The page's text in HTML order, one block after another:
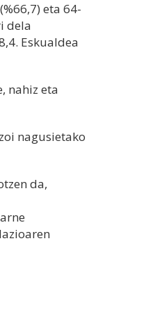
eta 64-
dela
Eskualdea
nahiz eta
nagusietako
da,